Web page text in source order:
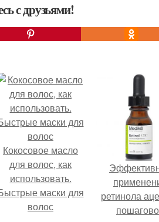
с друзьями!
Кокосовое масло
для волос, как
использовать.
маски для
волос
ретинола